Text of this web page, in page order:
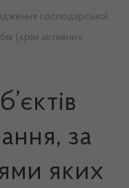
господарської
(крім активних
за
яких